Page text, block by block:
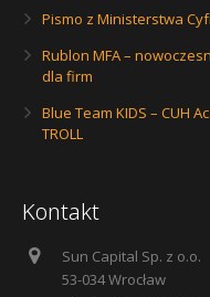
Pismo z Ministerstwa
Rublon MFA –
dla firm
Blue Team KIDS – CUH
TROLL
Kontakt
Sun Capital Sp. z o.o.
53-034 Wrocław